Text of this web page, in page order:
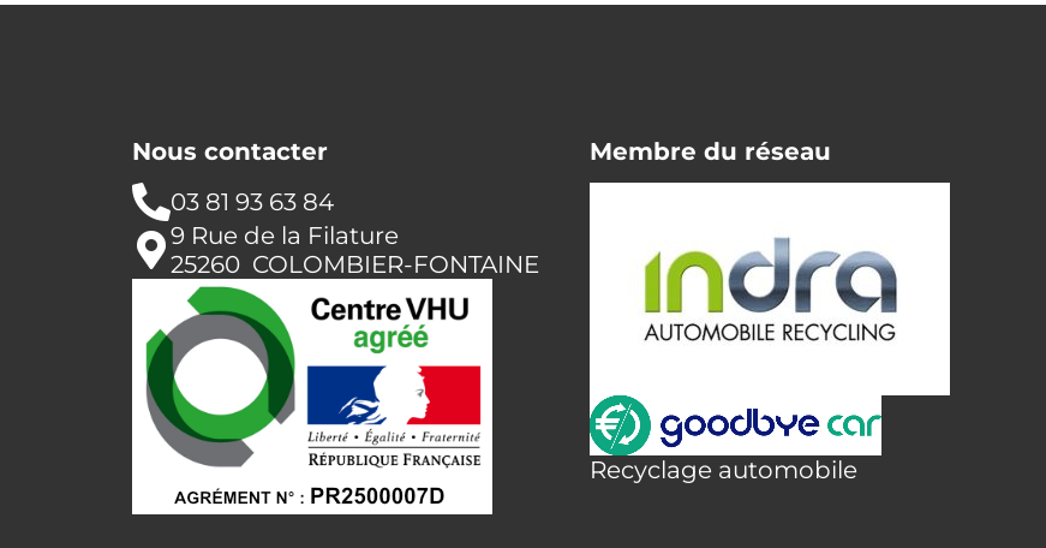
Nous contacter
03 81 93 63 84
9 Rue de la Filature
25260 COLOMBIER-FONTAINE
Membre du réseau
Recyclage automobile